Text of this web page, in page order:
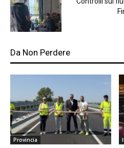
Da Non Perdere
Provincia